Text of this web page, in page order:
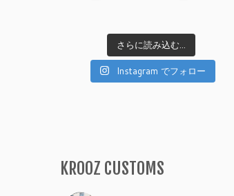
さらに読み込む...
Instagram でフォロー
KROOZ CUSTOMS